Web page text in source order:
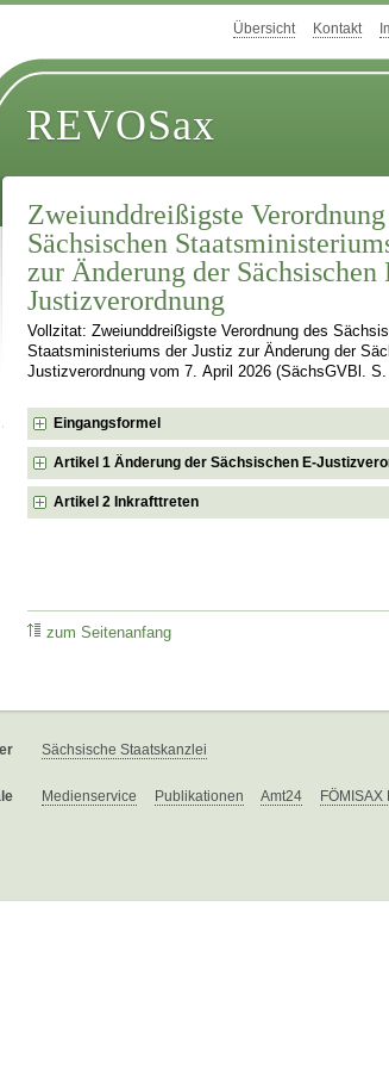
Übersicht Kontakt
REVOSax
Zweiunddreißigste Verordnung
Sächsischen
zur Änderung der Sächsischen
Justizverordnung
Vollzitat: Zweiunddreißigste Verordnung des
Staatsministeriums der Justiz zur Änderung der
Justizverordnung vom 7. April 2026 (SächsGVBl. S.
Eingangsformel
Artikel 1 Änderung der Sächsischen E-
Artikel 2 Inkrafttreten
zum Seitenanfang
Sächsische Staatskanzlei
Medienservice Publikationen Amt24